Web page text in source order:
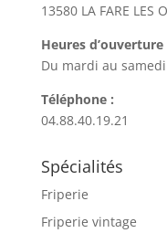
13580 LA FARE LES
Heures d’ouverture
Du mardi au
Téléphone :
04.88.40.19.21
Spécialités
Friperie
Friperie vintage